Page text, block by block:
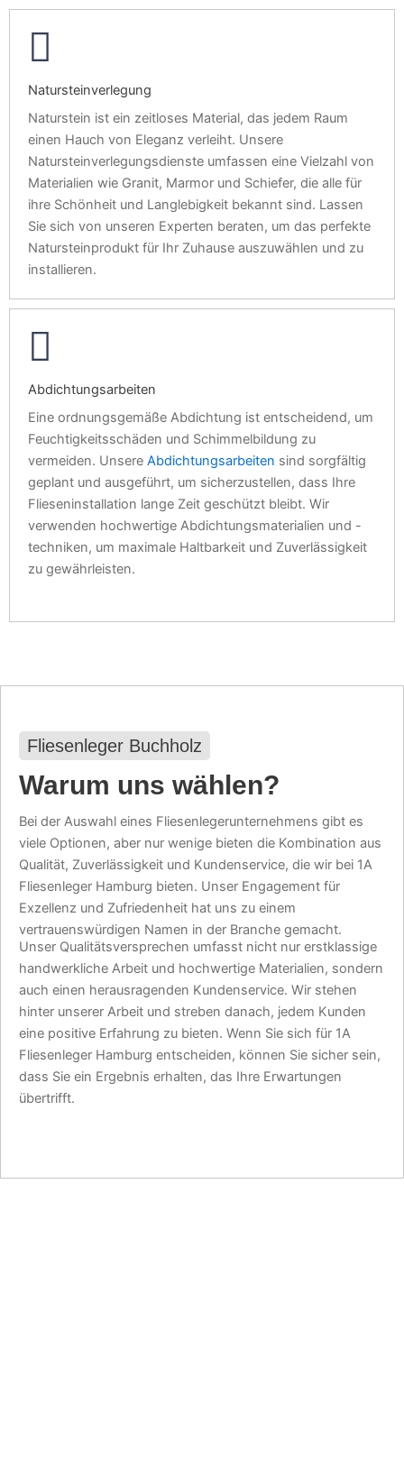
Natursteinverlegung
Naturstein ist ein zeitloses Material, das jedem Raum
einen Hauch von Eleganz verleiht. Unsere
Natursteinverlegungsdienste umfassen eine Vielzahl von
Materialien wie Granit, Marmor und Schiefer, die alle für
ihre Schönheit und Langlebigkeit bekannt sind. Lassen
Sie sich von unseren Experten beraten, um das perfekte
Natursteinprodukt für Ihr Zuhause auszuwählen und zu
installieren.
Abdichtungsarbeiten
Eine ordnungsgemäße Abdichtung ist entscheidend, um
Feuchtigkeitsschäden und Schimmelbildung zu
vermeiden. Unsere Abdichtungsarbeiten sind sorgfältig
geplant und ausgeführt, um sicherzustellen, dass Ihre
Flieseninstallation lange Zeit geschützt bleibt. Wir
verwenden hochwertige Abdichtungsmaterialien und -
techniken, um maximale Haltbarkeit und Zuverlässigkeit
zu gewährleisten.
Fliesenleger Buchholz
Warum uns wählen?
Bei der Auswahl eines Fliesenlegerunternehmens gibt es
viele Optionen, aber nur wenige bieten die Kombination aus
Qualität, Zuverlässigkeit und Kundenservice, die wir bei 1A
Fliesenleger Hamburg bieten. Unser Engagement für
Exzellenz und Zufriedenheit hat uns zu einem
vertrauenswürdigen Namen in der Branche gemacht.
Unser Qualitätsversprechen umfasst nicht nur erstklassige
handwerkliche Arbeit und hochwertige Materialien, sondern
auch einen herausragenden Kundenservice. Wir stehen
hinter unserer Arbeit und streben danach, jedem Kunden
eine positive Erfahrung zu bieten. Wenn Sie sich für 1A
Fliesenleger Hamburg entscheiden, können Sie sicher sein,
dass Sie ein Ergebnis erhalten, das Ihre Erwartungen
übertrifft.